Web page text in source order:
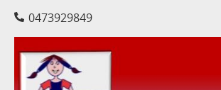
0473929849